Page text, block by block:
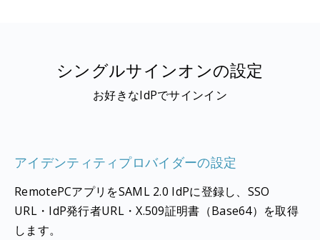
シングルサインオンの設定
お好きなIdPでサインイン
アイデンティティプロバイダーの設定
RemotePCアプリをSAML 2.0 IdPに登録し、SSO
URL・IdP発行者URL・X.509証明書（Base64）を取得
します。